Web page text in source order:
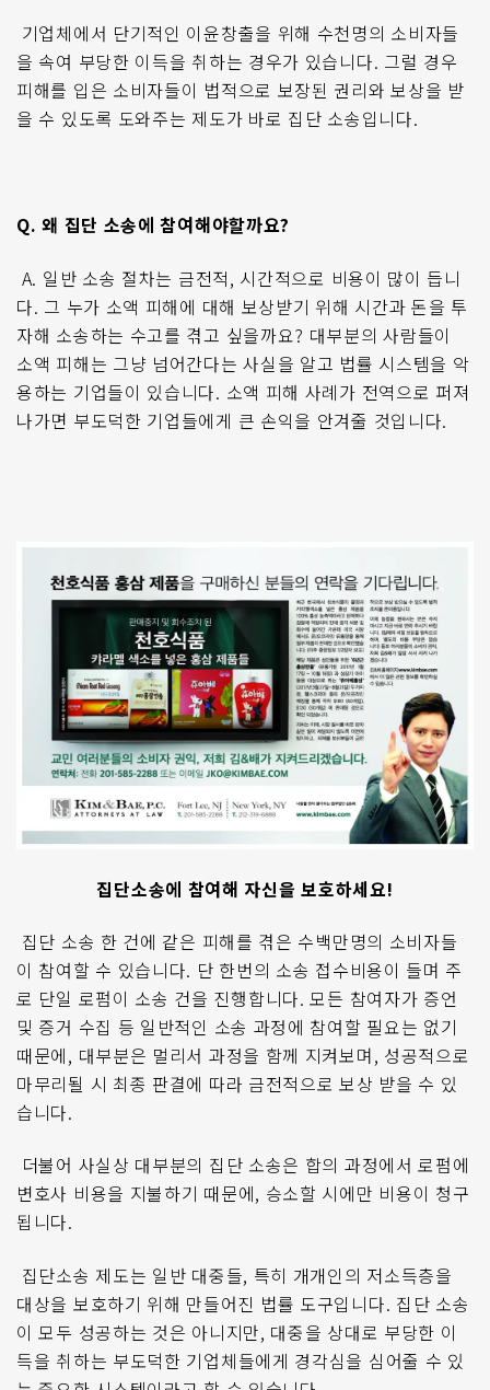
기업체에서 단기적인 이윤창출을 위해 수천명의 소비자들
을 속여 부당한 이득을 취하는 경우가 있습니다. 그럴 경우
피해를 입은 소비자들이 법적으로 보장된 권리와 보상을 받
을 수 있도록 도와주는 제도가 바로 집단 소송입니다.
Q.왜 집단 소송에 참여해야할까요?
A. 일반 소송 절차는 금전적, 시간적으로 비용이 많이 듭니
다. 그 누가 소액 피해에 대해 보상받기 위해 시간과 돈을 투
자해 소송하는 수고를 겪고 싶을까요? 대부분의 사람들이
소액 피해는 그냥 넘어간다는 사실을 알고 법률 시스템을 악
용하는 기업들이 있습니다. 소액 피해 사례가 전역으로 퍼져
나가면 부도덕한 기업들에게 큰 손익을 안겨줄 것입니다.
집단소송에 참여해 자신을 보호하세요!
집단 소송 한 건에 같은 피해를 겪은 수백만명의 소비자들
이 참여할 수 있습니다. 단 한번의 소송 접수비용이 들며 주
로 단일 로펌이 소송 건을 진행합니다.모든 참여자가 증언
및 증거 수집 등 일반적인 소송 과정에 참여할 필요는 없기
때문에, 대부분은 멀리서 과정을 함께 지켜보며, 성공적으로
마무리될 시 최종 판결에 따라 금전적으로 보상 받을 수 있
습니다.
더불어 사실상 대부분의 집단 소송은 합의 과정에서 로펌에
변호사 비용을 지불하기 때문에, 승소할 시에만 비용이 청구
됩니다.
집단소송 제도는 일반 대중들, 특히 개개인의 저소득층을
대상을 보호하기 위해 만들어진 법률 도구입니다. 집단 소송
이 모두 성공하는 것은 아니지만, 대중을 상대로 부당한 이
득을 취하는 부도덕한 기업체들에게 경각심을 심어줄 수 있